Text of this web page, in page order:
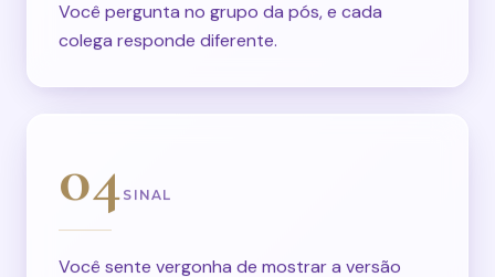
Você pergunta no grupo da pós, e cada
colega responde diferente.
04 SINAL
Você sente vergonha de mostrar a versão